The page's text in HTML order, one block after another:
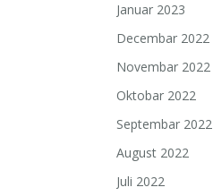
Januar 2023
Decembar 2022
Novembar 2022
Oktobar 2022
Septembar 2022
August 2022
Juli 2022